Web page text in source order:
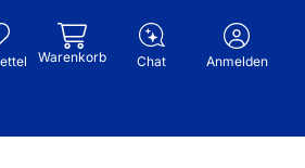
Warenkorb Chat Anmelden